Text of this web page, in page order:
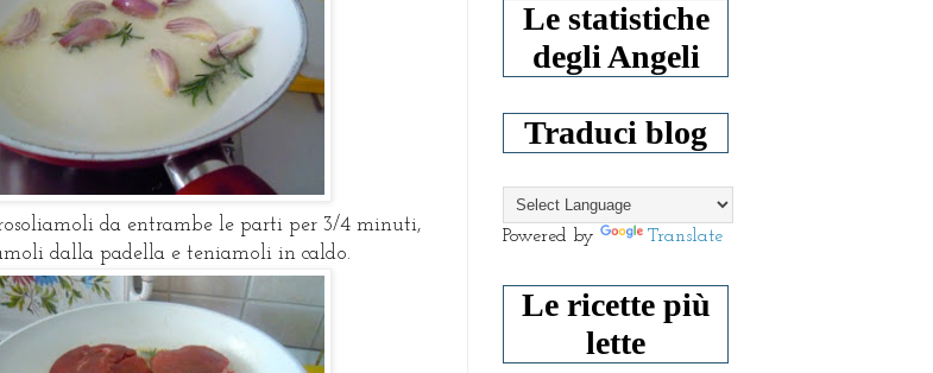
da entrambe le parti per 3/4 minuti,
dalla padella e teniamoli in caldo.
Le statistiche
degli Angeli
Traduci blog
Powered by Translate
Le ricette più
lette